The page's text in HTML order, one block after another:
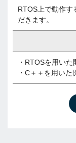
RTOS上で動作す
だきます。
・RTOSを用いた
・C＋＋を用いた